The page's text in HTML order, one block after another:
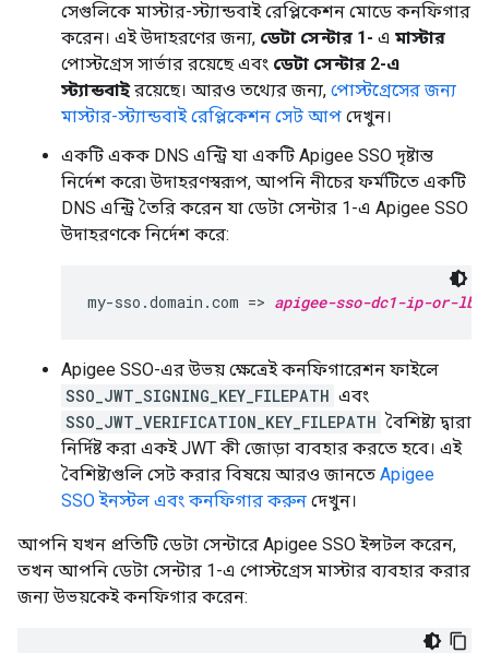
সেগুলিকে মাস্টার-স্ট্যান্ডবাই রেপ্লিকেশন মোডে কনফিগার
করেন। এই উদাহরণের জন্য, ডেটা সেন্টার 1- এ মাস্টার
পোস্টগ্রেস সার্ভার রয়েছে এবং ডেটা সেন্টার 2-এ
স্ট্যান্ডবাইরয়েছে। আরও তথ্যের জন্য, পোস্টগ্রেসের জন্য
মাস্টার-স্ট্যান্ডবাই রেপ্লিকেশন সেট আপ দেখুন।
একটি একক DNS এন্ট্রি যা একটি Apigee SSO দৃষ্টান্ত
নির্দেশ করে৷ উদাহরণস্বরূপ, আপনি নীচের ফর্মটিতে একটি
DNS এন্ট্রি তৈরি করেন যা ডেটা সেন্টার 1-এ Apigee SSO
উদাহরণকে নির্দেশ করে:
my-sso.domain.com => apigee-sso-dc1-ip-or-lb
Apigee SSO-এর উভয় ক্ষেত্রেই কনফিগারেশন ফাইলে
SSO_JWT_SIGNING_KEY_FILEPATH এবং
SSO_JWT_VERIFICATION_KEY_FILEPATH বৈশিষ্ট্য দ্বারা
নির্দিষ্ট করা একই JWT কী জোড়া ব্যবহার করতে হবে। এই
বৈশিষ্ট্যগুলি সেট করার বিষয়ে আরও জানতে Apigee
SSO ইনস্টল এবং কনফিগার করুন দেখুন।
আপনি যখন প্রতিটি ডেটা সেন্টারে Apigee SSO ইন্সটল করেন,
তখন আপনি ডেটা সেন্টার 1-এ পোস্টগ্রেস মাস্টার ব্যবহার করার
জন্য উভয়কেই কনফিগার করেন: